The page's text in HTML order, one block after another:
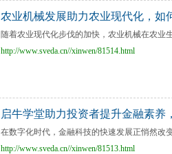
农业机械发展助力农业现代化，如
随着农业现代化步伐的加快，农业机械在农业
http://www.sveda.cn//xinwen/81514.html
启牛学堂助力投资者提升金融素养
在数字化时代，金融科技的快速发展正悄然改
http://www.sveda.cn//xinwen/81513.html